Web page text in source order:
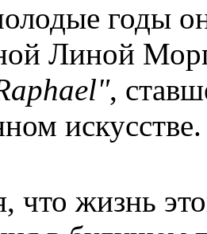
годы
Линой
,
что жизнь